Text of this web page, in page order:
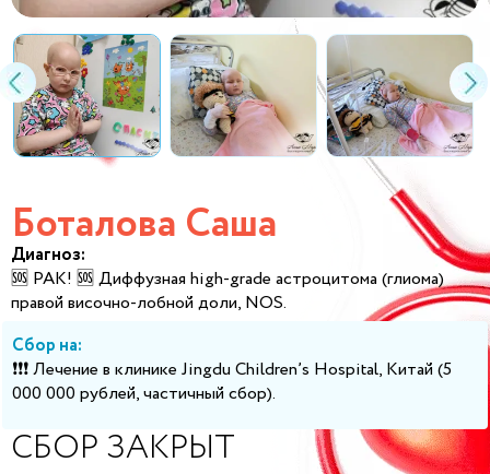
Боталова Саша
Диагноз:
🆘 РАК! 🆘 Диффузная high-grade астроцитома (глиома)
правой височно-лобной доли, NOS.
Сбор на:
❗❗❗ Лечение в клинике Jingdu Children’s Hospital, Китай (5
000 000 рублей, частичный сбор).
СБОР ЗАКРЫТ